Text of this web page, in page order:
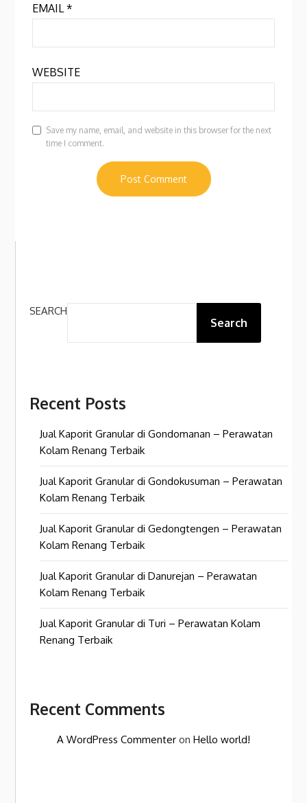
EMAIL*
WEBSITE
Save my name, email, and website in this browser for the next
time I comment.
SEARCH
Search
Recent Posts
Jual Kaporit Granular di Gondomanan – Perawatan
Kolam Renang Terbaik
Jual Kaporit Granular di Gondokusuman – Perawatan
Kolam Renang Terbaik
Jual Kaporit Granular di Gedongtengen – Perawatan
Kolam Renang Terbaik
Jual Kaporit Granular di Danurejan – Perawatan
Kolam Renang Terbaik
Jual Kaporit Granular di Turi – Perawatan Kolam
Renang Terbaik
Recent Comments
A WordPress Commenter onHello world!